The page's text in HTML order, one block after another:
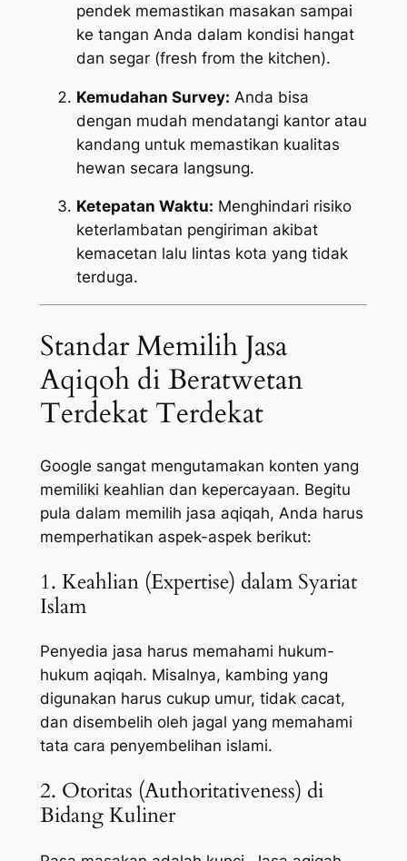
pendek memastikan masakan sampai
ke tangan Anda dalam kondisi hangat
dan segar (fresh from the kitchen).
Kemudahan Survey: Anda bisa
dengan mudah mendatangi kantor atau
kandang untuk memastikan kualitas
hewan secara langsung.
Ketepatan Waktu: Menghindari risiko
keterlambatan pengiriman akibat
kemacetan lalu lintas kota yang tidak
terduga.
Standar Memilih Jasa
Aqiqoh di Beratwetan
Terdekat Terdekat
Google sangat mengutamakan konten yang
memiliki keahlian dan kepercayaan. Begitu
pula dalam memilih jasa aqiqah, Anda harus
memperhatikan aspek-aspek berikut:
1. Keahlian (Expertise) dalam Syariat
Islam
Penyedia jasa harus memahami hukum-
hukum aqiqah. Misalnya, kambing yang
digunakan harus cukup umur, tidak cacat,
dan disembelih oleh jagal yang memahami
tata cara penyembelihan islami.
2. Otoritas (Authoritativeness) di
Bidang Kuliner